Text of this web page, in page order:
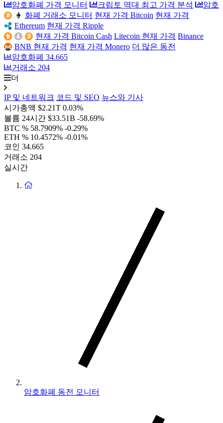
암호화폐 가격 모니터 크립토 역대 최고 가격 분석
암호
화폐 거래소 모니터 현재 가격 Bitcoin 현재 가격
Ethereum 현재 가격 Ripple
현재 가격 Bitcoin Cash Litecoin 현재 가격 Binance
BNB 현재 가격 현재 가격 Monero 더 많은 동전
암호화폐 34.665
거래소 204
더
IP 및 네트워크 코드 및 SEO 뉴스와 기사
시가총액 $2.21T 0.03%
볼륨 24시간 $33.51B -58.69%
BTC % 58.7909% -0.29%
ETH % 10.4572% -0.01%
코인 34.665
거래소 204
실시간
암호화폐 동전 모니터